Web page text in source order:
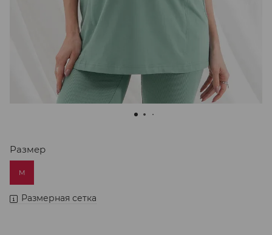
Размер
M
Размерная сетка